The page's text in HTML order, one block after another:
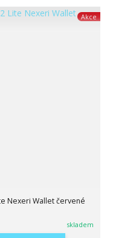
Akce
Nexeri Wallet červené
skladem